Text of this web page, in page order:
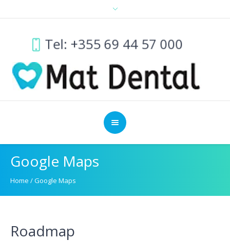
Tel: +355 69 44 57 000
Google Maps
Home /Google Maps
Roadmap